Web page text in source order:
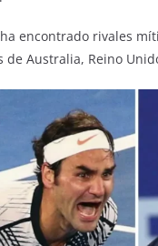
encontrado rivales
de Australia, Reino